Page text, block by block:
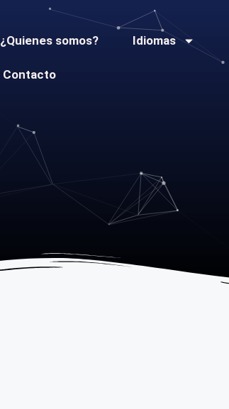
¿Quienes somos? Idiomas
Contacto